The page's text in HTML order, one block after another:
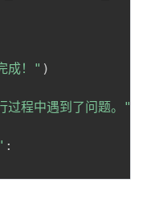
成！" )
过程中遇到了问题。"
: